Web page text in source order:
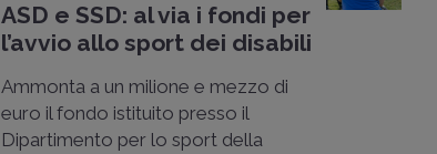
ASD e SSD: al via i fondi per
l’avvio allo sport dei disabili
Ammonta a un milione e mezzo di
euro il fondo istituito presso il
Dipartimento per lo sport della